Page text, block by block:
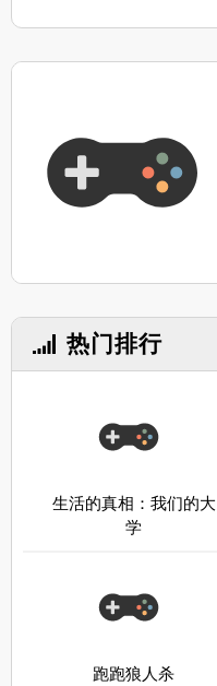
热门排行
生活的真相：我们的大
学
跑跑狼人杀